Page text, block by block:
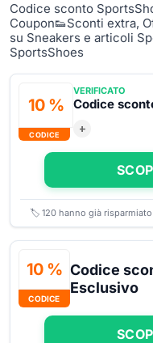
Codice sconto
Coupon👟Sconti extra,
su Sneakers e articoli
SportsShoes
10 %
CODICE
VERIFICATO
Codice
+
🏷️ 120 hanno già risparmiato
10 %
CODICE
Codice
Esclusivo